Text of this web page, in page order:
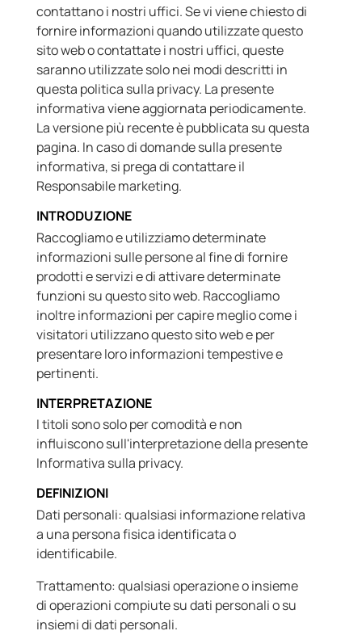
contattano i nostri uffici. Se vi viene chiesto di
fornire informazioni quando utilizzate questo
sito web o contattate i nostri uffici, queste
saranno utilizzate solo nei modi descritti in
questa politica sulla privacy. La presente
informativa viene aggiornata periodicamente.
La versione più recente è pubblicata su questa
pagina. In caso di domande sulla presente
informativa, si prega di contattare il
Responsabile marketing.
INTRODUZIONE
Raccogliamo e utilizziamo determinate
informazioni sulle persone al fine di fornire
prodotti e servizi e di attivare determinate
funzioni su questo sito web. Raccogliamo
inoltre informazioni per capire meglio come i
visitatori utilizzano questo sito web e per
presentare loro informazioni tempestive e
pertinenti.
INTERPRETAZIONE
I titoli sono solo per comodità e non
influiscono sull'interpretazione della presente
Informativa sulla privacy.
DEFINIZIONI
Dati personali: qualsiasi informazione relativa
a una persona fisica identificata o
identificabile.
Trattamento: qualsiasi operazione o insieme
di operazioni compiute su dati personali o su
insiemi di dati personali.